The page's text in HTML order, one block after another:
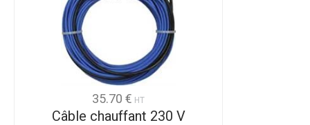
35.70 € HT
Câble chauffant 230 V